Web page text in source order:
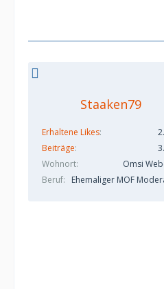
Staaken79
Erhaltene Likes
Beiträge
Wohnort
Omsi
Beruf
Ehemaliger MOF